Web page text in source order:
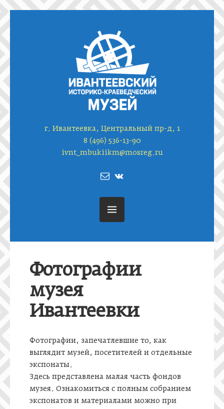
г. Ивантеевка, Центральный пр-д, 1
8 (496) 536-13-90
ivnt_mbukiikm@mosreg.ru
Фотографии
музея
Ивантеевки
Фотографии, запечатлевшие то, как
выглядит музей, посетителей и отдельные
экспонаты.
Здесь представлена малая часть фондов
музея. Ознакомиться с полным собранием
экспонатов и материалами можно при